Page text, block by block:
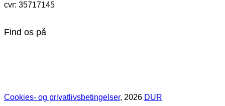
cvr: 35717145
Find os på
Cookies- og privatlivsbetingelser, 2026 DUR